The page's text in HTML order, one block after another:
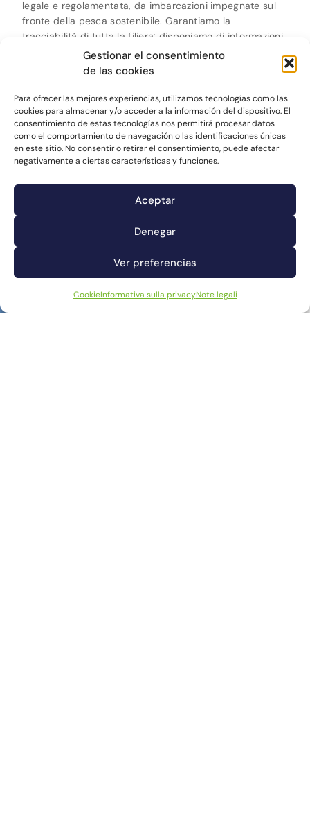
Gestionar el consentimiento
de las cookies
Para ofrecer las mejores experiencias, utilizamos tecnologías como las
cookies para almacenar y/o acceder a la información del dispositivo. El
consentimiento de estas tecnologías nos permitirá procesar datos
como el comportamiento de navegación o las identificaciones únicas
en este sitio. No consentir o retirar el consentimiento, puede afectar
negativamente a ciertas características y funciones.
Aceptar
Denegar
Ver preferencias
CookieInformativa sulla privacyNote legali
legale e regolamentata, da imbarcazioni impegnate sul
fronte della pesca sostenibile. Garantiamo la
tracciabilità di tutta la filiera: disponiamo di informazioni
complete in relazione ad ogni lotto, con dati dettagliati in
merito all’area di pesca FAO e al metodo utilizzato in